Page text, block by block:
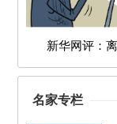
新华网评：
名家专栏